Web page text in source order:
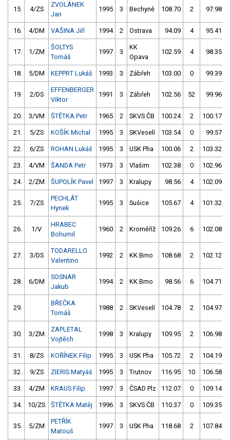
15. 4/ZS
ZVOLÁNEK
Jan
1995 3 Bechyně 108.70 2 97.98
16. 4/DM VAŠINA Jiří 1994 2 Ostrava 94.09 4 95.41
17. 1/ZM
ŠOLTYS
Tomáš
1997 3
KK
Opava
102.59 4 98.35
18. 5/DM KEPPRT Lukáš 1993 3 Zábřeh 103.00 0 99.39
19. 2/DS
EFFENBERGER
Viktor
1991 3 Zábřeh 102.56 52 99.96
20. 3/VM ŠTĚTKA Petr 1965 2 SKVS ČB 100.24 2 100.17
21. 5/ZS KOŠÍK Michal 1995 3 SKVeselí 103.54 0 99.57
22. 6/ZS ROHAN Lukáš 1995 3 USK Pha 100.06 2 103.32
23. 4/VM ŠANDA Petr 1973 3 Vlašim 102.38 0 102.96
24. 2/ZM ŠUPOLÍK Pavel 1997 3 Kralupy 98.56 4 102.09
25. 7/ZS
PECHLÁT
Hynek
1995 3 Sušice 105.67 4 101.32
26. 1/V
HRABEC
Bohumil
1960 2 Kroměříž 109.26 6 102.08
27. 3/DS
TODARELLO
Valentino
1992 2 KK Brno 108.68 2 102.12
28. 6/DM
SOSNAR
Jakub
1994 2 KK Brno 98.56 6 104.71
29.
BŘEČKA
Tomáš
1988 2 SKVeselí 104.78 2 104.97
30. 3/ZM
ZAPLETAL
Vojtěch
1998 3 Kralupy 109.95 2 106.98
31. 8/ZS KOŘÍNEK Filip 1995 3 USK Pha 105.72 2 104.19
32. 9/ZS ZIERIS Matyáš 1995 3 Trutnov 116.95 10 106.58
33. 4/ZM KRAUS Filip 1997 3 ČSAD Plz 112.07 0 109.14
34. 10/ZS ŠTĚTKA Matěj 1996 3 SKVS ČB 110.37 0 109.35
35. 5/ZM
PETŘÍK
Matouš
1997 3 USK Pha 118.68 2 107.84